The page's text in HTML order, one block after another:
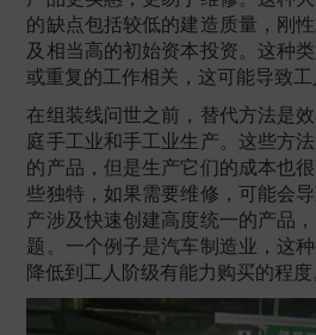
的缺点包括较低的建造质量，刚
及相当高的初始资本投资。这种
或重复的工作相关，这可能导致工
在组装线问世之前，替代方法是
庭手工业和手工业生产。这些方
的产品，但是生产它们的成本也
些独特，如果需要维修，可能会
产涉及快速创建高度统一的产品
题。一个例子是汽车制造业，这
降低到工人阶级有能力购买的程度